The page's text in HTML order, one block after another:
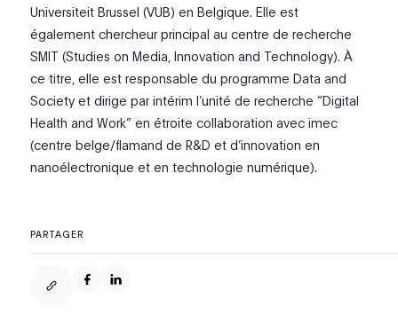
Universiteit Brussel (VUB) en Belgique. Elle est
également chercheur principal au centre de recherche
SMIT (Studies on Media, Innovation and Technology). À
ce titre, elle est responsable du programme Data and
Society et dirige par intérim l’unité de recherche “Digital
Health and Work” en étroite collaboration avec imec
(centre belge/flamand de R&D et d’innovation en
nanoélectronique et en technologie numérique).
PARTAGER